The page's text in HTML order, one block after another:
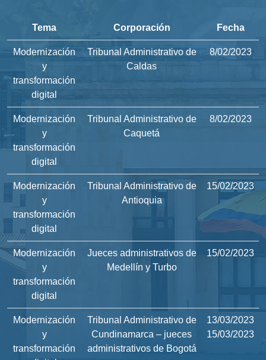
Tema Corporación Fecha
Modernización
y
transformación
digital
Tribunal Administrativo de
Caldas
8/02/2023
Modernización
y
transformación
digital
Tribunal Administrativo de
Caquetá
8/02/2023
Modernización
y
transformación
digital
Tribunal Administrativo de
Antioquia
15/02/2023
Modernización
y
transformación
digital
Jueces administrativos de
Medellín y Turbo
15/02/2023
Modernización
y
transformación
Tribunal Administrativo de
Cundinamarca – jueces
administrativos de Bogotá
13/03/2023
15/03/2023